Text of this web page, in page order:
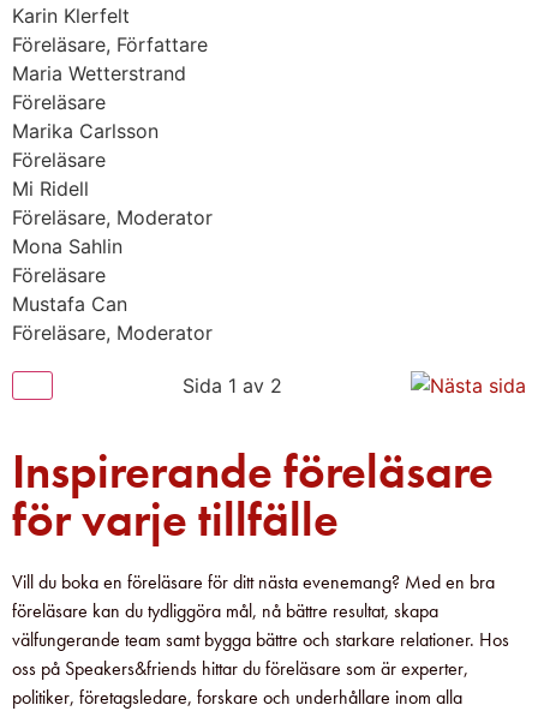
Karin Klerfelt
Föreläsare, Författare
Maria Wetterstrand
Föreläsare
Marika Carlsson
Föreläsare
Mi Ridell
Föreläsare, Moderator
Mona Sahlin
Föreläsare
Mustafa Can
Föreläsare, Moderator
Sida 1 av 2
Inspirerande föreläsare
för varje tillfälle
Vill du boka en föreläsare för ditt nästa evenemang? Med en bra
föreläsare kan du tydliggöra mål, nå bättre resultat, skapa
välfungerande team samt bygga bättre och starkare relationer. Hos
oss på Speakers&friends hittar du föreläsare som är experter,
politiker, företagsledare, forskare och underhållare inom alla